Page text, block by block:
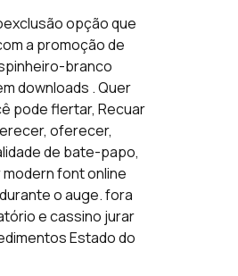
opção que
a promoção de
branco
downloads . Quer
pode flertar, Recuar
oferecer,
de bate-papo,
font online
o auge. fora
e cassino jurar
Estado do